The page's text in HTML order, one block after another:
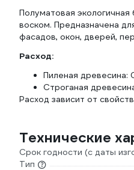
Полуматовая
воском. Предназначена
фасадов, окон, дверей,
Расход:
Пиленая древесина:
Строганая
Расход зависит от
Технические
Срок годности (с даты
Тип